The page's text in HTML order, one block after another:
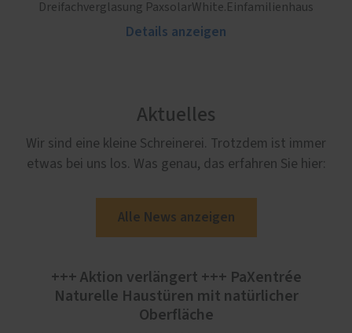
Dreifachverglasung PaxsolarWhite.Einfamilienhaus
Details anzeigen
Aktuelles
Wir sind eine kleine Schreinerei. Trotzdem ist immer
etwas bei uns los. Was genau, das erfahren Sie hier:
Alle News anzeigen
+++ Aktion verlängert +++ PaXentrée
Naturelle Haustüren mit natürlicher
Oberfläche